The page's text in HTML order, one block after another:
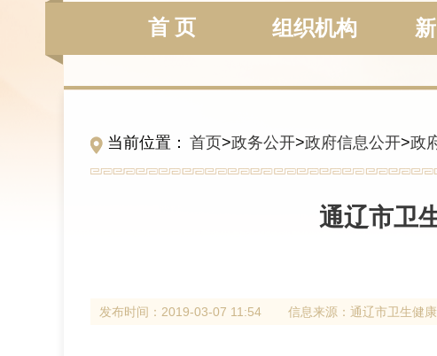
首 页 组织机构
当前位置： 首页>政务公开>政府信息公开>政
通辽市卫
发布时间： 2019-03-07 11:54 信息来源： 通辽市卫生健